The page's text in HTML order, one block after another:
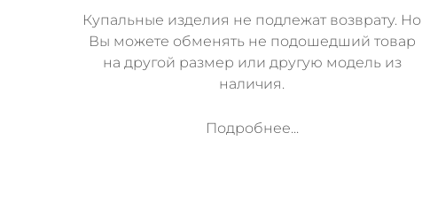
Купальные изделия не подлежат возврату. Но
Вы можете обменять не подошедший товар
на другой размер или другую модель из
наличия.
Подробнее...